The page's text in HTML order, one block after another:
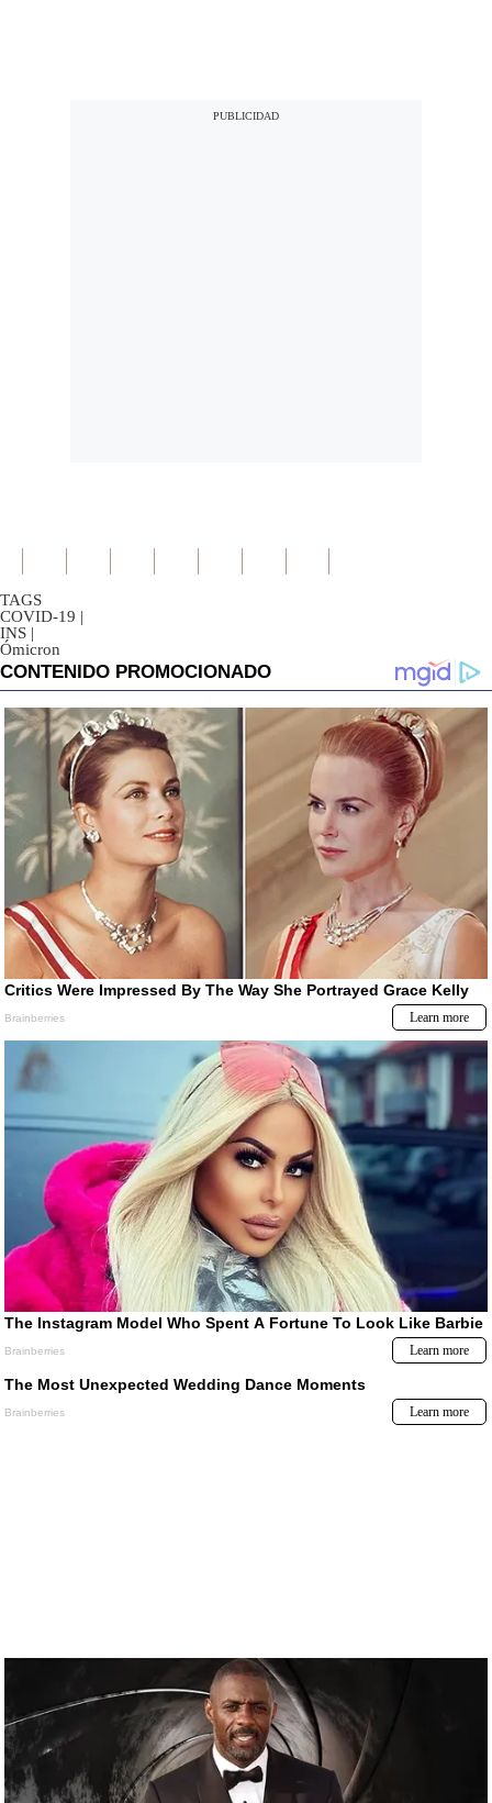
TAGS
COVID-19 |
INS |
Ómicron